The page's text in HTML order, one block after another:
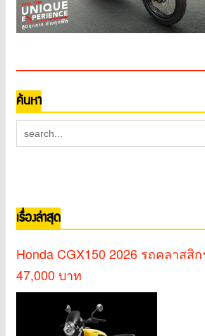
ค้นหา
เรื่องล่าสุด
Honda CGX150 2026 รถคลาสสิ
47,000 บาท